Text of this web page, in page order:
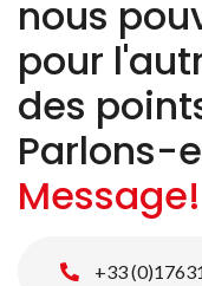
nous
pour
des
Parlons-
Message!
+33